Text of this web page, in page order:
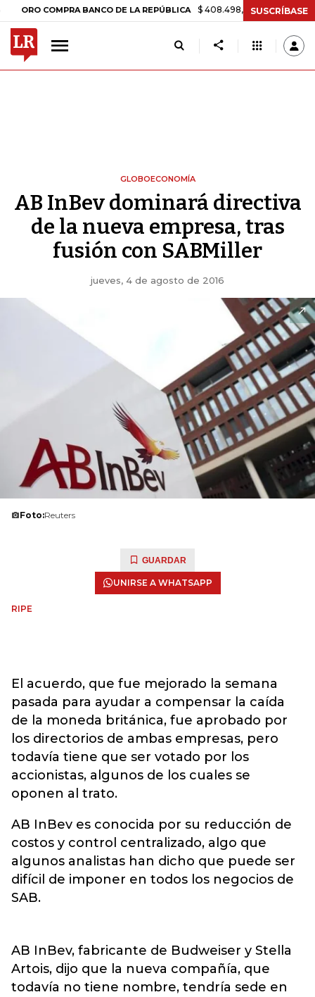
COMPRA BANCO DE LA REPÚBLICA $ 408.498,97 +$ 8.753,81 +2,19%
SUSCRÍBASE
GLOBOECONOMÍA
AB InBev dominará directiva
de la nueva empresa, tras
fusión con SABMiller
jueves, 4 de agosto de 2016
Foto:Reuters
GUARDAR
UNIRSE A WHATSAPP
RIPE
El acuerdo, que fue mejorado la semana
pasada para ayudar a compensar la caída
de la moneda británica, fue aprobado por
los directorios de ambas empresas, pero
todavía tiene que ser votado por los
accionistas, algunos de los cuales se
oponen al trato.
AB InBev es conocida por su reducción de
costos y control centralizado, algo que
algunos analistas han dicho que puede ser
difícil de imponer en todos los negocios de
SAB.
AB InBev, fabricante de Budweiser y Stella
Artois, dijo que la nueva compañía, que
todavía no tiene nombre, tendría sede en